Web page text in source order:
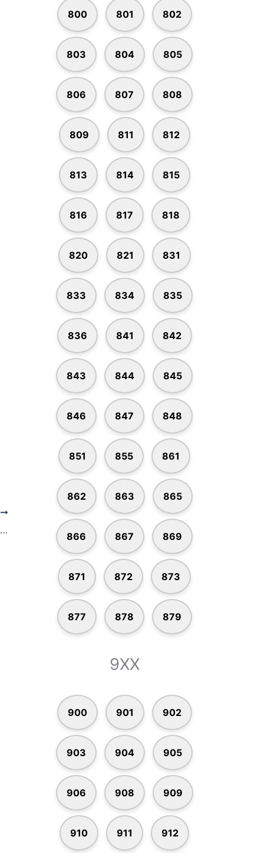
Код 866 – оператор ПАО Ростелеком + ещё 5
800 801 802
803 804 805
806 807 808
809 811 812
813 814 815
816 817 818
820 821 831
833 834 835
836 841 842
843 844 845
846 847 848
851 855 861
862 863 865
866 867 869
871 872 873
877 878 879
9XX
900 901 902
903 904 905
906 908 909
910 911 912